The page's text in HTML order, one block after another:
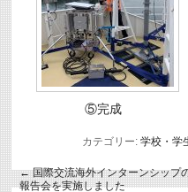
⑤完成
カテゴリー:学校・学
←国際交流海外インターンシップ
報告会を実施しました